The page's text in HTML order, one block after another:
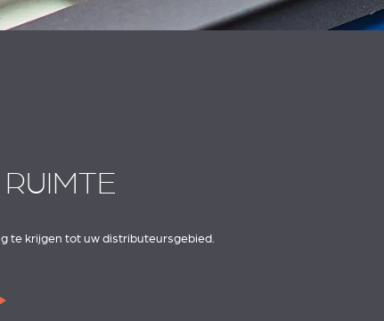
te krijgen tot uw distributeursgebied.